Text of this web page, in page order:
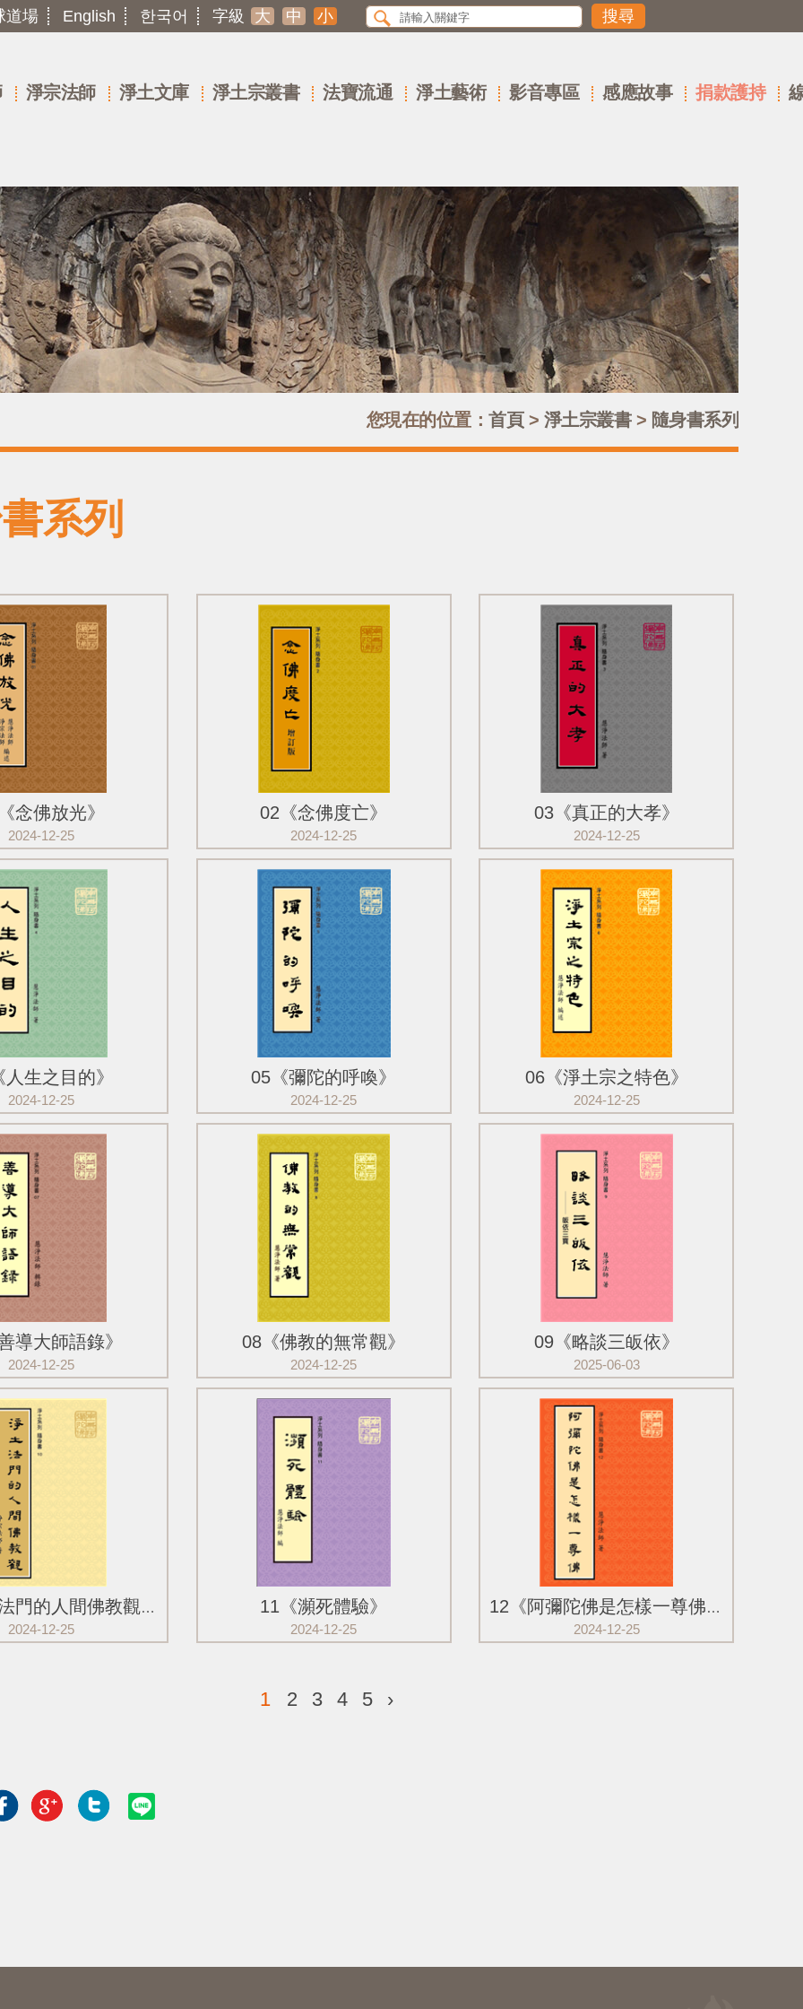
道場 English 한국어 字級 大 中 小
淨宗法師 淨土文庫 淨土宗叢書 法寶流通 淨土藝術 影音專區 感應故事 捐款護持
您現在的位置： 首頁> 淨土宗叢書> 隨身書系列
系列
念佛放光》
2024-12-25
02《念佛度亡》
2024-12-25
03《真正的大孝》
2024-12-25
生之目的》
2024-12-25
05《彌陀的呼喚》
2024-12-25
06《淨土宗之特色》
2024-12-25
導大師語錄》
2024-12-25
08《佛教的無常觀》
2024-12-25
09《略談三皈依》
2025-06-03
10《淨土法門的人間佛教觀》
2024-12-25
11《瀕死體驗》
2024-12-25
12《阿彌陀佛是怎樣一尊佛》
2024-12-25
1 2 3 4 5 ›